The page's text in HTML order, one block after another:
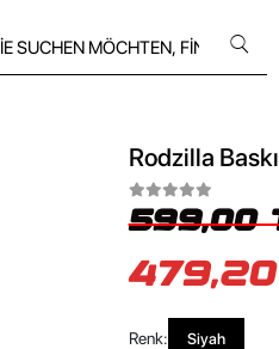
Rodzilla
599,00
Renk: Siyah